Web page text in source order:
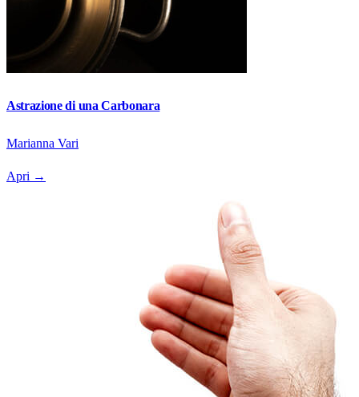
Astrazione di una Carbonara
Marianna Vari
Apri →